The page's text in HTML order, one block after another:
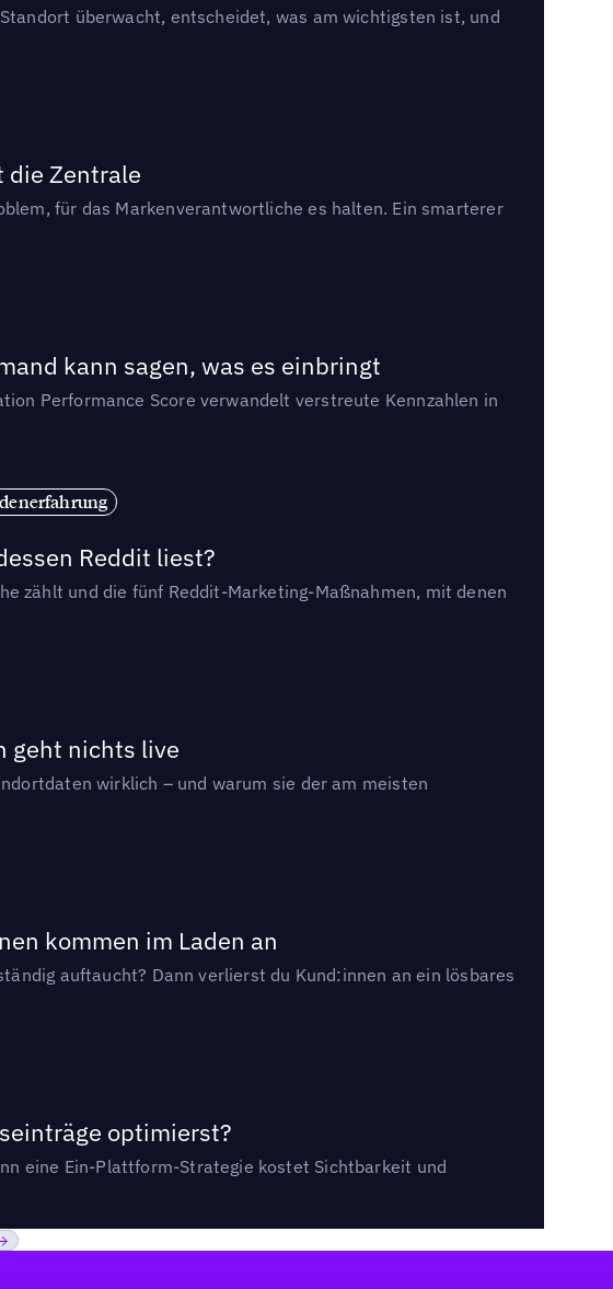
überwacht, entscheidet, was am wichtigsten ist, und
die Zentrale
für das Markenverantwortliche es halten. Ein smarterer
kann sagen, was es einbringt
Performance Score verwandelt verstreute Kennzahlen in
Reddit liest?
zählt und die fünf Reddit-Marketing-Maßnahmen, mit denen
geht nichts live
wirklich – und warum sie der am meisten
kommen im Laden an
auftaucht? Dann verlierst du Kund:innen an ein lösbares
optimierst?
eine Ein-Plattform-Strategie kostet Sichtbarkeit und